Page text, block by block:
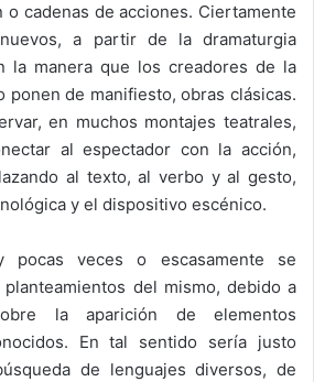
o cadenas de acciones. Ciertamente
a partir de la dramaturgia
la manera que los creadores de la
ponen de manifiesto, obras clásicas.
en muchos montajes teatrales,
al espectador con la acción,
al texto, al verbo y al gesto,
y el dispositivo escénico.
pocas veces o escasamente se
del mismo, debido a
la aparición de elementos
En tal sentido sería justo
de lenguajes diversos, de